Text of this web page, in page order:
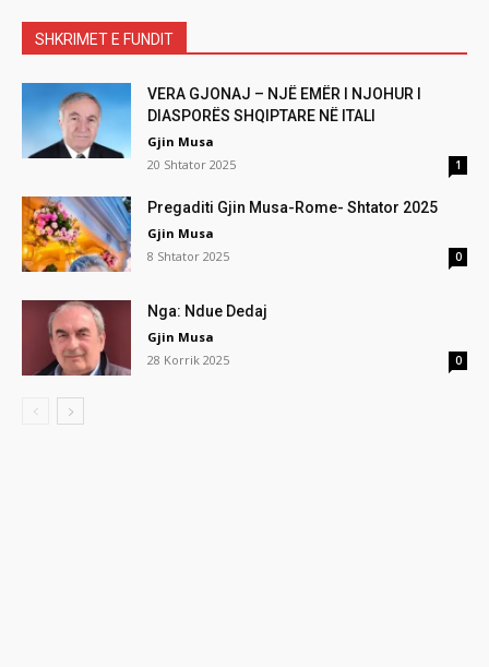
SHKRIMET E FUNDIT
VERA GJONAJ – NJË EMËR I NJOHUR I
DIASPORËS SHQIPTARE NË ITALI
Gjin Musa
20 Shtator 2025
1
Pregaditi Gjin Musa-Rome- Shtator 2025
Gjin Musa
8 Shtator 2025
0
Nga: Ndue Dedaj
Gjin Musa
28 Korrik 2025
0